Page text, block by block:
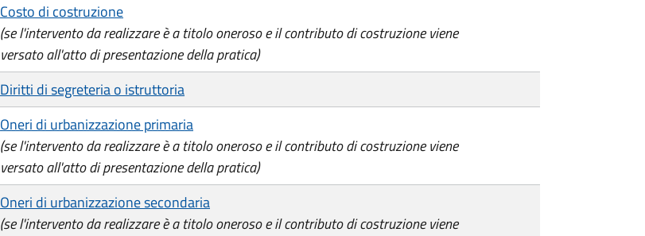
Costo di costruzione
(se l'intervento da realizzare è a titolo oneroso e il contributo di costruzione viene
versato all'atto di presentazione della pratica)
Diritti di segreteria o istruttoria
Oneri di urbanizzazione primaria
(se l'intervento da realizzare è a titolo oneroso e il contributo di costruzione viene
versato all'atto di presentazione della pratica)
Oneri di urbanizzazione secondaria
(se l'intervento da realizzare è a titolo oneroso e il contributo di costruzione viene